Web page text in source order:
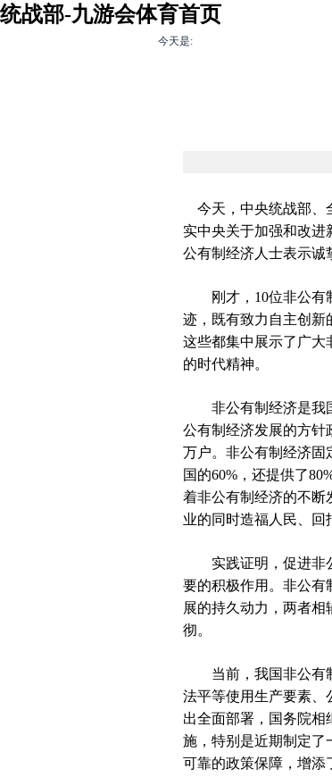
统战部-九游会体育首页
今天是:
今天，中央统战部、
实中央关于加强和改
公有制经济人士表示诚
刚才，10位非公有制
迹，既有致力自主创新
这些都集中展示了广大
的时代精神。
非公有制经济是我国
公有制经济发展的方针
万户。非公有制经济固
国的60%，还提供了
着非公有制经济的不断
业的同时造福人民、回
实践证明，促进非公
要的积极作用。非公有
展的持久动力，两者
彻。
当前，我国非公有制
法平等使用生产要素、
出全面部署，国务院
施，特别是近期制定了
可靠的政策保障，增添